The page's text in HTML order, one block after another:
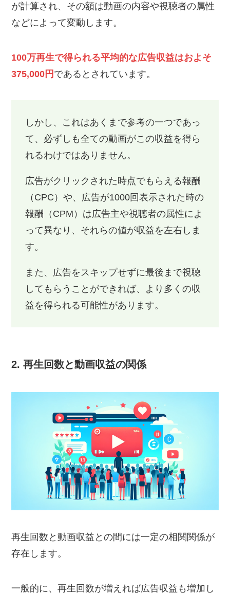
が計算され、その額は動画の内容や視聴者の属性
などによって変動します。
100万再生で得られる平均的な広告収益はおよそ
375,000円 であるとされています。
しかし、これはあくまで参考の一つであっ
て、必ずしも全ての動画がこの収益を得ら
れるわけではありません。
広告がクリックされた時点でもらえる報酬
（CPC）や、広告が1000回表示された時の
報酬（CPM）は広告主や視聴者の属性によ
って異なり、それらの値が収益を左右しま
す。
また、広告をスキップせずに最後まで視聴
してもらうことができれば、より多くの収
益を得られる可能性があります。
2. 再生回数と動画収益の関係
再生回数と動画収益との間には一定の相関関係が
存在します。
一般的に、再生回数が増えれば広告収益も増加し